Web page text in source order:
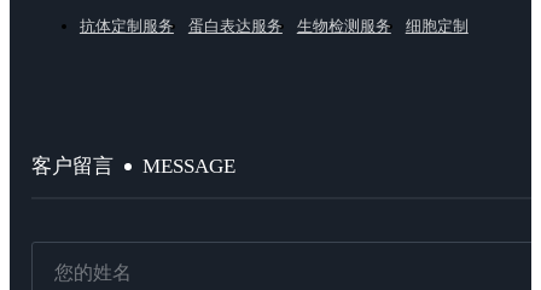
抗体定制服务
蛋白表达服务 生物检测服务 细胞定制
客户留言 MESSAGE